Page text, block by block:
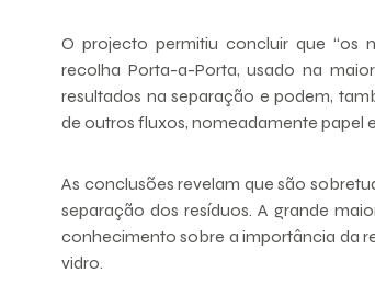
O projecto permitiu concluir que “os
recolha Porta-a-Porta, usado na
resultados na separação e podem,
de outros fluxos, nomeadamente papel
As conclusões revelam que são
separação dos resíduos. A grande
conhecimento sobre a importância da
vidro.